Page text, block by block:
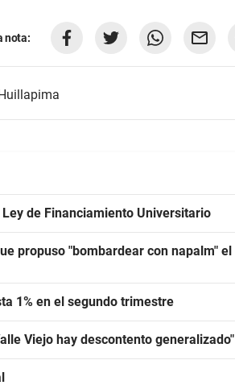
nota:
de Financiamiento Universitario
propuso "bombardear con napalm" el
1% en el segundo trimestre
Viejo hay descontento generalizado"